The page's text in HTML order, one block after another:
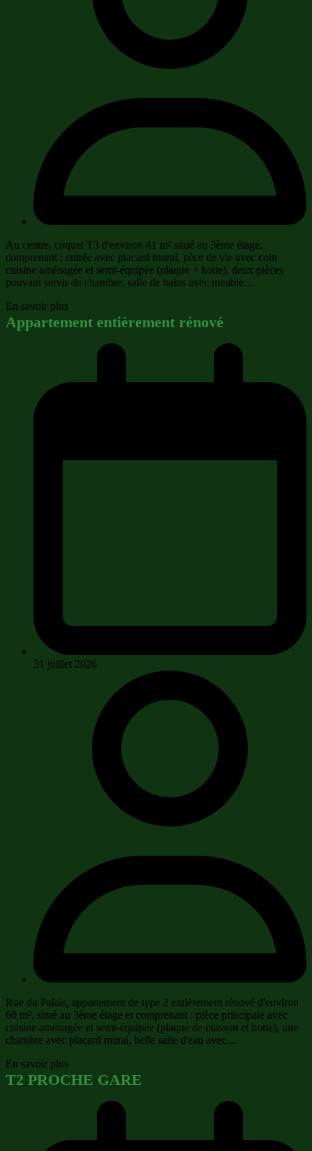
Au centre, coquet T3 d'environ 41 m² situé au 3ème étage,
comprenant : entrée avec placard mural, pèce de vie avec coin
cuisine aménagée et semi-équipée (plaque + hotte), deux pièces
pouvant servir de chambre, salle de bains avec meuble…
En savoir plus
Appartement entièrement rénové
31 juillet 2026
Rue du Palais, appartement de type 2 entièrement rénové d'environ
60 m², situé au 3ème étage et comprenant : pièce principale avec
cuisine aménagée et semi-équipée (plaque de cuisson et hotte), une
chambre avec placard mural, belle salle d'eau avec…
En savoir plus
T2 PROCHE GARE